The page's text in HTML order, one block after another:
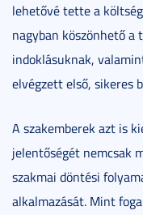
lehetővé tette a
nagyban köszönhető a
indoklásuknak,
elvégzett első, sikeres
A szakemberek azt is
jelentőségét nemcsak
szakmai döntési
alkalmazását. Mint